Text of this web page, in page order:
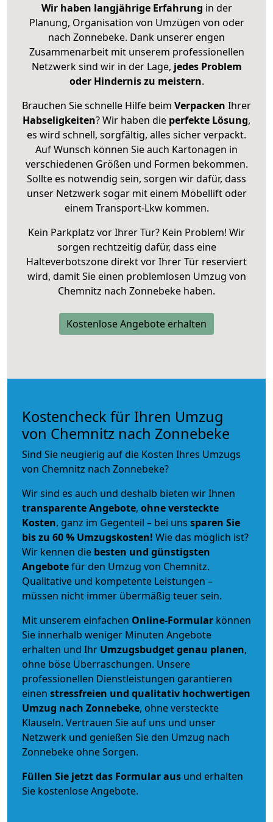
Wir haben langjährige Erfahrung in der
Planung, Organisation von Umzügen von oder
nach Zonnebeke. Dank unserer engen
Zusammenarbeit mit unserem professionellen
Netzwerk sind wir in der Lage, jedes Problem
oder Hindernis zu meistern.
Brauchen Sie schnelle Hilfe beim Verpacken Ihrer
Habseligkeiten? Wir haben die perfekte Lösung,
es wird schnell, sorgfältig, alles sicher verpackt.
Auf Wunsch können Sie auch Kartonagen in
verschiedenen Größen und Formen bekommen.
Sollte es notwendig sein, sorgen wir dafür, dass
unser Netzwerk sogar mit einem Möbellift oder
einem Transport-Lkw kommen.
Kein Parkplatz vor Ihrer Tür? Kein Problem! Wir
sorgen rechtzeitig dafür, dass eine
Halteverbotszone direkt vor Ihrer Tür reserviert
wird, damit Sie einen problemlosen Umzug von
Chemnitz nach Zonnebeke haben.
Kostenlose Angebote erhalten
Kostencheck für Ihren Umzug
von Chemnitz nach Zonnebeke
Sind Sie neugierig auf die Kosten Ihres Umzugs
von Chemnitz nach Zonnebeke?
Wir sind es auch und deshalb bieten wir Ihnen
transparente Angebote, ohne versteckte
Kosten, ganz im Gegenteil – bei uns sparen Sie
bis zu 60 % Umzugskosten! Wie das möglich ist?
Wir kennen die besten und günstigsten
Angebotefür den Umzug von Chemnitz.
Qualitative und kompetente Leistungen –
müssen nicht immer übermäßig teuer sein.
Mit unserem einfachen Online-Formular können
Sie innerhalb weniger Minuten Angebote
erhalten und Ihr Umzugsbudgetgenau planen,
ohne böse Überraschungen. Unsere
professionellen Dienstleistungen garantieren
einen stressfreien und qualitativ hochwertigen
Umzug nach Zonnebeke, ohne versteckte
Klauseln. Vertrauen Sie auf uns und unser
Netzwerk und genießen Sie den Umzug nach
Zonnebeke ohne Sorgen.
Füllen Sie jetzt das Formular aus und erhalten
Sie kostenlose Angebote.